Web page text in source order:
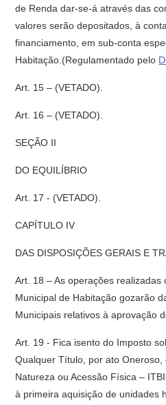
de Renda dar-se-á através das
valores serão depositados, à
financiamento, em sub-conta
Habitação. (Regulamentado pelo
Art. 15 – (VETADO).
Art. 16 – (VETADO).
SEÇÃO II
DO EQUILÍBRIO
Art. 17 - (VETADO).
CAPÍTULO IV
DAS DISPOSIÇÕES GERAIS E
Art. 18 – As operações
Municipal de Habitação gozarão
Municipais relativos à aprovação
Art. 19 - Fica isento do Imposto
Qualquer Título, por ato Oneroso,
Natureza ou Acessão Física –
à primeira aquisição de unidades